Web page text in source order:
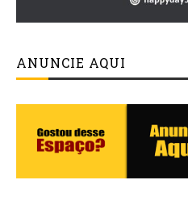
ANUNCIE AQUI